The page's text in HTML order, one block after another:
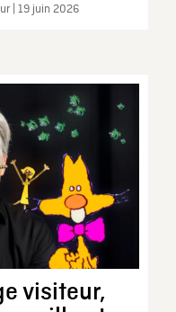
| 19 juin 2026
visiteur,